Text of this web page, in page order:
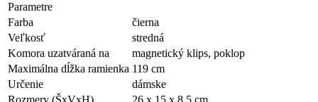
Parametre
Farba
čierna
Veľkosť
stredná
Komora uzatváraná na
magnetický klips, poklop
Maximálna dĺžka ramienka 119 cm
Určenie
dámske